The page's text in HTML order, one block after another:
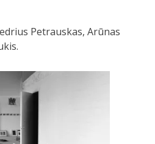
Petrauskas, Arūnas